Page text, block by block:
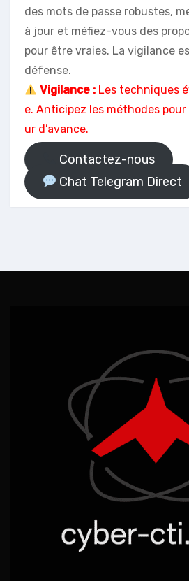
des mots de passe robustes,
à jour et méfiez-vous des
pour être vraies. La vigilance
défense.
Vigilance : Les techniques
e. Anticipez les méthodes
ur d’avance.
Contactez-nous
Chat Telegram Direct